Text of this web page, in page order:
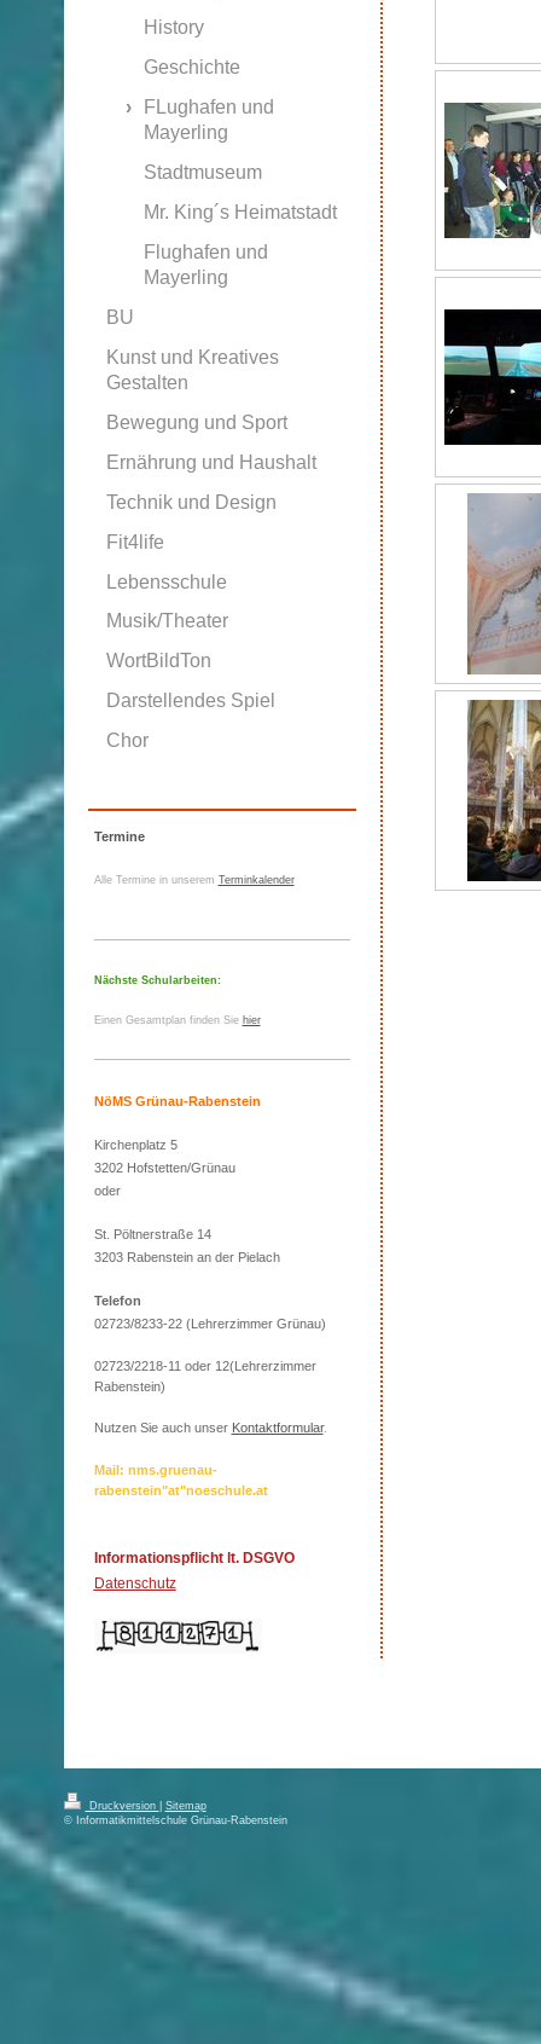
History
Geschichte
FLughafen und
Mayerling
Stadtmuseum
Mr. King´s Heimatstadt
Flughafen und
Mayerling
BU
Kunst und Kreatives
Gestalten
Bewegung und Sport
Ernährung und Haushalt
Technik und Design
Fit4life
Lebensschule
Musik/Theater
WortBildTon
Darstellendes Spiel
Chor
Termine
Alle Termine in unserem Terminkalender
Nächste Schularbeiten:
Einen Gesamtplan finden Sie hier
NöMS Grünau-Rabenstein
Kirchenplatz 5
3202 Hofstetten/Grünau
oder
St. Pöltnerstraße 14
3203 Rabenstein an der Pielach
Telefon
02723/8233-22 (Lehrerzimmer Grünau)
02723/2218-11 oder 12(Lehrerzimmer
Rabenstein)
Nutzen Sie auch unser Kontaktformular.
Mail: nms.gruenau-
rabenstein"at"noeschule.at
Informationspflicht lt. DSGVO
Datenschutz
Druckversion
Sitemap
© Informatikmittelschule Grünau-Rabenstein